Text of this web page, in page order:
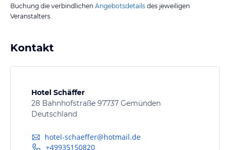
Buchung die verbindlichen Angebotsdetails des jeweiligen
Veranstalters.
Kontakt
Hotel Schäffer
28 Bahnhofstraße 97737 Gemünden
Deutschland
hotel-schaeffer@hotmail.de
+49935150820